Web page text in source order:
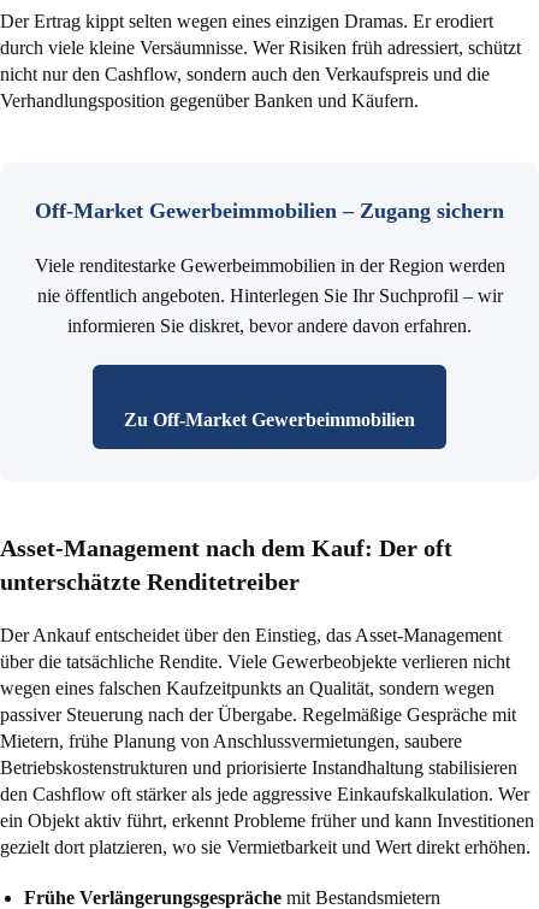
Der Ertrag kippt selten wegen eines einzigen Dramas. Er erodiert
durch viele kleine Versäumnisse. Wer Risiken früh adressiert, schützt
nicht nur den Cashflow, sondern auch den Verkaufspreis und die
Verhandlungsposition gegenüber Banken und Käufern.
Off-Market Gewerbeimmobilien – Zugang sichern
Viele renditestarke Gewerbeimmobilien in der Region werden
nie öffentlich angeboten. Hinterlegen Sie Ihr Suchprofil – wir
informieren Sie diskret, bevor andere davon erfahren.
Zu Off-Market Gewerbeimmobilien
Asset-Management nach dem Kauf: Der oft
unterschätzte Renditetreiber
Der Ankauf entscheidet über den Einstieg, das Asset-Management
über die tatsächliche Rendite. Viele Gewerbeobjekte verlieren nicht
wegen eines falschen Kaufzeitpunkts an Qualität, sondern wegen
passiver Steuerung nach der Übergabe. Regelmäßige Gespräche mit
Mietern, frühe Planung von Anschlussvermietungen, saubere
Betriebskostenstrukturen und priorisierte Instandhaltung stabilisieren
den Cashflow oft stärker als jede aggressive Einkaufskalkulation. Wer
ein Objekt aktiv führt, erkennt Probleme früher und kann Investitionen
gezielt dort platzieren, wo sie Vermietbarkeit und Wert direkt erhöhen.
Frühe Verlängerungsgespräche mit Bestandsmietern